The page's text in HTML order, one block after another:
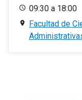
09:30 a 18:00
Facultad de